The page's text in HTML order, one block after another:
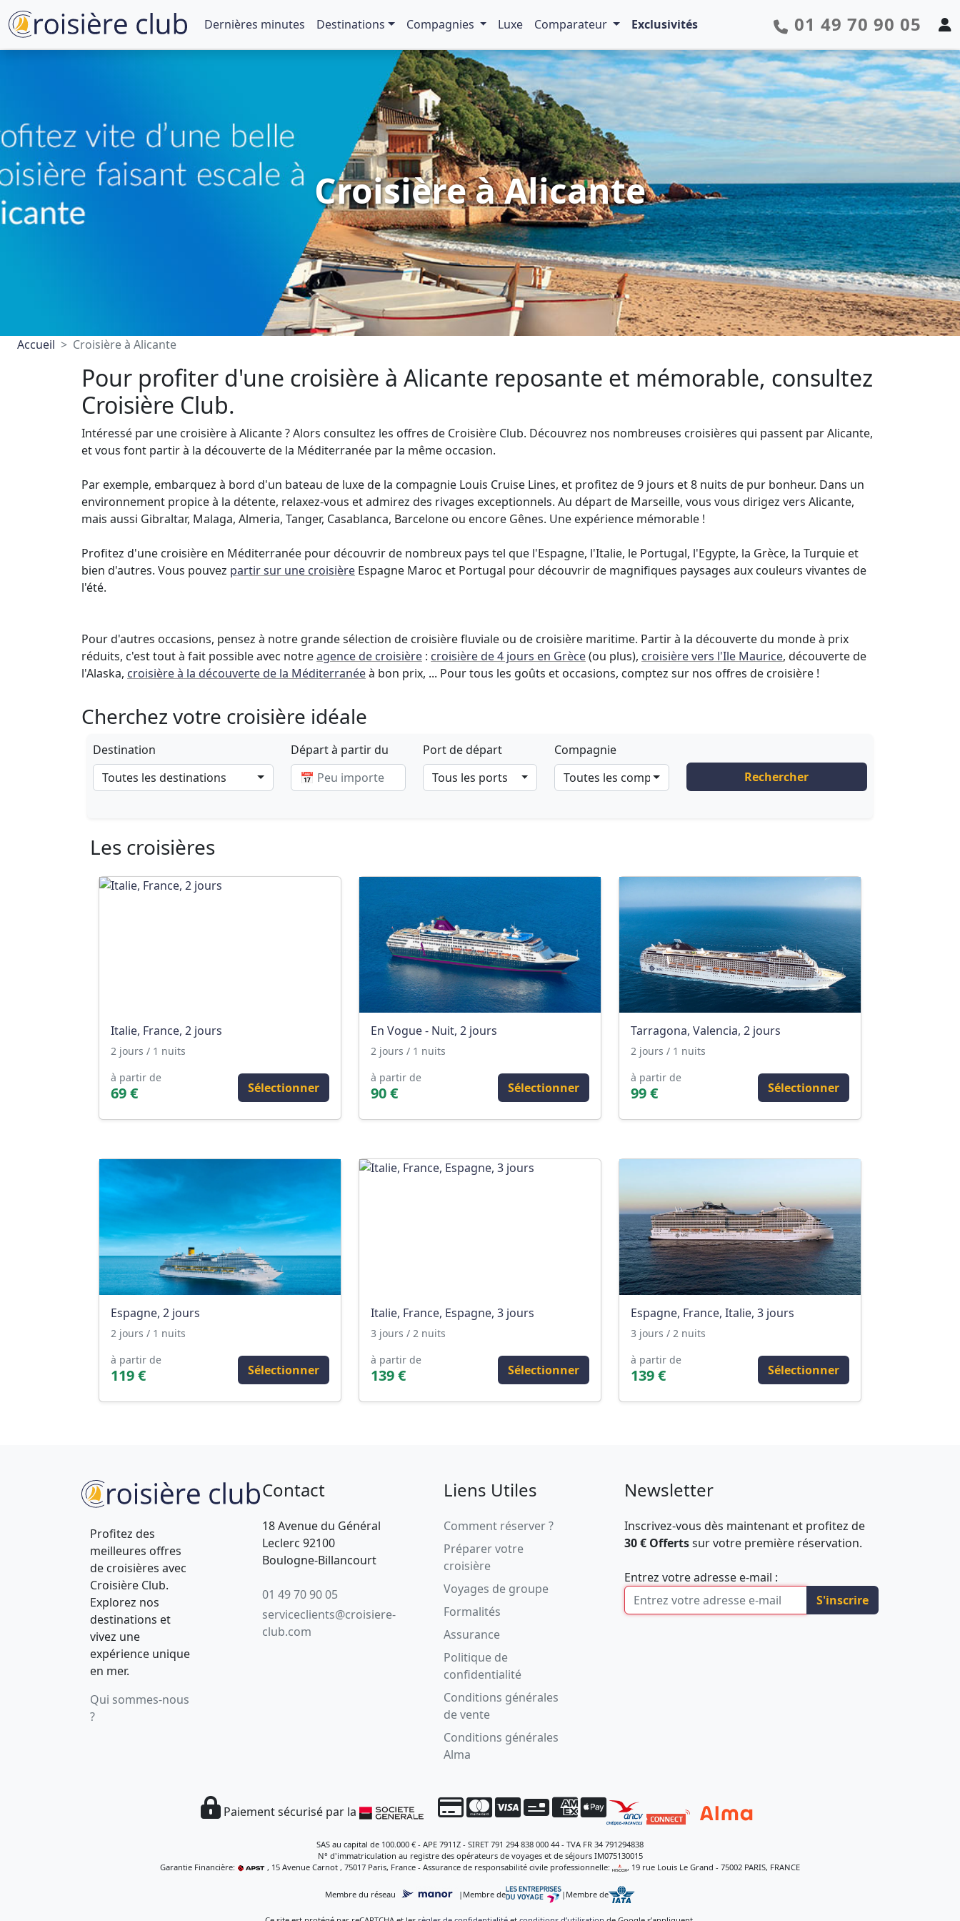
Dernières minutes Destinations Compagnies Luxe Comparateur Exclusivités 01 49 70 90 05
Croisière à Alicante
Accueil Croisière à Alicante
Pour profiter d'une croisière à Alicante reposante et mémorable, consultez
Croisière Club.
Intéressé par une croisière à Alicante ? Alors consultez les offres de Croisière Club. Découvrez nos nombreuses croisières qui passent par Alicante,
et vous font partir à la découverte de la Méditerranée par la même occasion.
Par exemple, embarquez à bord d'un bateau de luxe de la compagnie Louis Cruise Lines, et profitez de 9 jours et 8 nuits de pur bonheur. Dans un
environnement propice à la détente, relaxez-vous et admirez des rivages exceptionnels. Au départ de Marseille, vous vous dirigez vers Alicante,
mais aussi Gibraltar, Malaga, Almeria, Tanger, Casablanca, Barcelone ou encore Gênes. Une expérience mémorable !
Profitez d'une croisière en Méditerranée pour découvrir de nombreux pays tel que l'Espagne, l'Italie, le Portugal, l'Egypte, la Grèce, la Turquie et
bien d'autres. Vous pouvez partir sur une croisière Espagne Maroc et Portugal pour découvrir de magnifiques paysages aux couleurs vivantes de
l'été.
Pour d'autres occasions, pensez à notre grande sélection de croisière fluviale ou de croisière maritime. Partir à la découverte du monde à prix
réduits, c'est tout à fait possible avec notreagence de croisière : croisière de 4 jours en Grèce(ou plus), croisière vers l'Ile Maurice, découverte de
l'Alaska, croisière à la découverte de la Méditerranéeà bon prix, ... Pour tous les goûts et occasions, comptez sur nos offres de croisière !
Cherchez votre croisière idéale
Destination
Toutes les destinations
Départ à partir du
Port de départ
Tous les ports
Compagnie
Toutes les compagnies
Rechercher
Les croisières
Italie, France, 2 jours
2 jours / 1 nuits
à partir de
69 € Sélectionner
En Vogue - Nuit, 2 jours
2 jours / 1 nuits
à partir de
90 € Sélectionner
Tarragona, Valencia, 2 jours
2 jours / 1 nuits
à partir de
99 € Sélectionner
Espagne, 2 jours
2 jours / 1 nuits
à partir de
119 € Sélectionner
Italie, France, Espagne, 3 jours
3 jours / 2 nuits
à partir de
139 € Sélectionner
Espagne, France, Italie, 3 jours
3 jours / 2 nuits
à partir de
139 € Sélectionner
Profitez des
meilleures offres
de croisières avec
Croisière Club.
Explorez nos
destinations et
vivez une
expérience unique
en mer.
Qui sommes-nous
?
Contact
18 Avenue du Général
Leclerc 92100
Boulogne-Billancourt
01 49 70 90 05
serviceclients@croisiere-
club.com
Liens Utiles
Comment réserver ?
Préparer votre
croisière
Voyages de groupe
Formalités
Assurance
Politique de
confidentialité
Conditions générales
de vente
Conditions générales
Alma
Newsletter
Inscrivez-vous dès maintenant et profitez de
30 € Offertssur votre première réservation.
Entrez votre adresse e-mail :
S'inscrire
Paiement sécurisé par la
SAS au capital de 100.000 € - APE 7911Z - SIRET 791 294 838 000 44 - TVA FR 34 791294838
N° d'immatriculation au registre des opérateurs de voyages et de séjours IM075130015
Garantie Financière:
, 15 Avenue Carnot , 75017 Paris, France - Assurance de responsabilité civile professionnelle: , 19 rue Louis Le Grand - 75002 PARIS, FRANCE
Membre du réseau | Membre de | Membre de